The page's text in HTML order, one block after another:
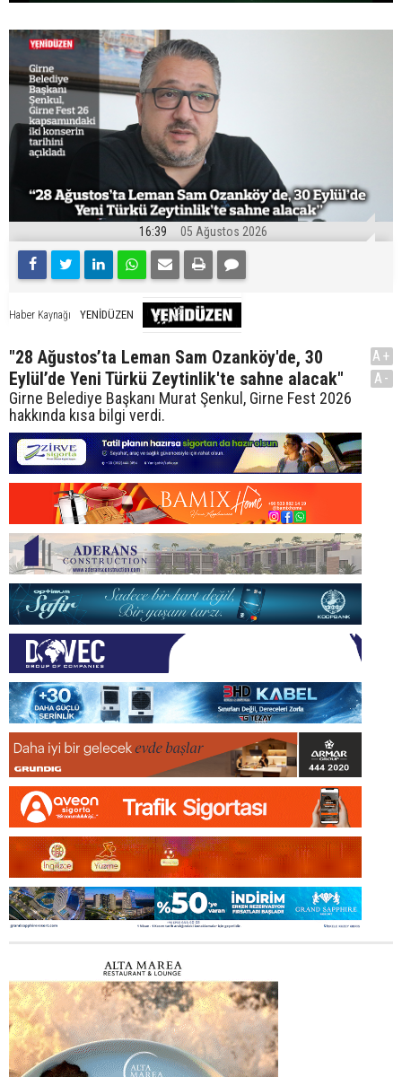
16:39 05 Ağustos 2026
Haber Kaynağı YENİDÜZEN
"28 Ağustos’ta Leman Sam Ozanköy'de, 30
Eylül’de Yeni Türkü Zeytinlik'te sahne alacak"
Girne Belediye Başkanı Murat Şenkul, Girne Fest 2026
hakkında kısa bilgi verdi.
A+
A-